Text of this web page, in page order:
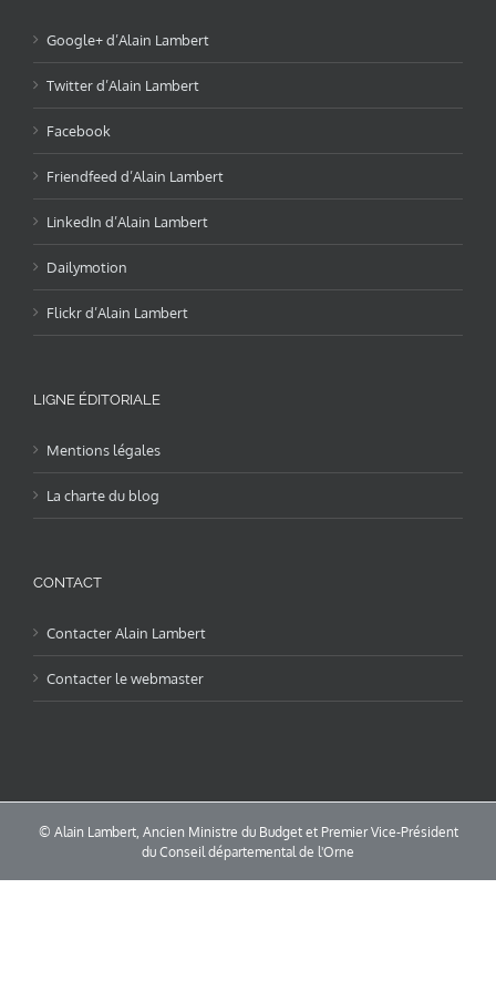
Google+ d’Alain Lambert
Twitter d’Alain Lambert
Facebook
Friendfeed d’Alain Lambert
LinkedIn d’Alain Lambert
Dailymotion
Flickr d’Alain Lambert
LIGNE ÉDITORIALE
Mentions légales
La charte du blog
CONTACT
Contacter Alain Lambert
Contacter le webmaster
© Alain Lambert, Ancien Ministre du Budget et Premier Vice-Président
du Conseil départemental de l'Orne